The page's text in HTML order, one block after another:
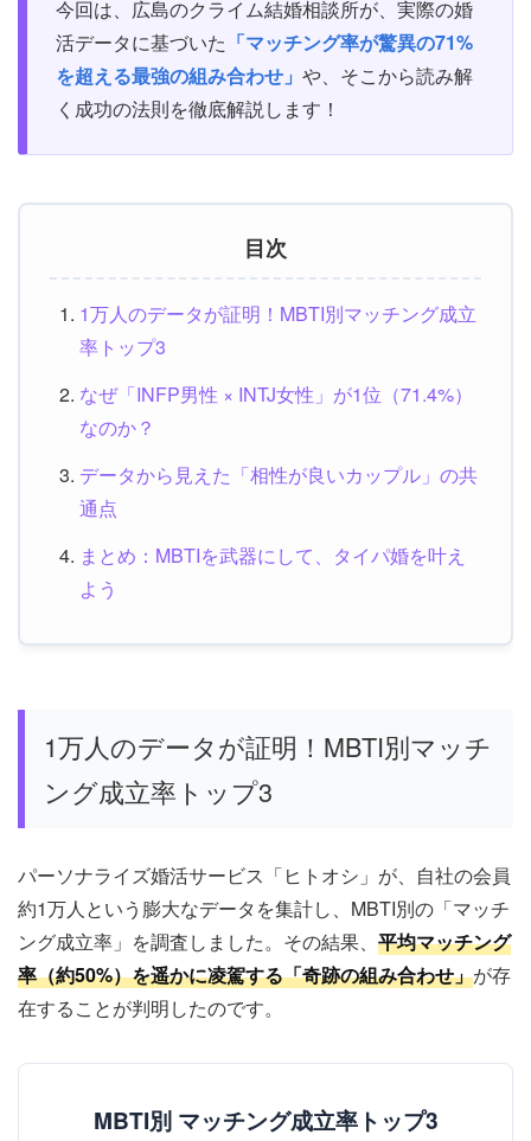
今回は、広島のクライム結婚相談所が、実際の婚
活データに基づいた 「マッチング率が驚異の71%
を超える最強の組み合わせ」 や、そこから読み解
く成功の法則を徹底解説します！
目次
1万人のデータが証明！MBTI別マッチング成立
率トップ3
なぜ「INFP男性 × INTJ女性」が1位（71.4%）
なのか？
データから見えた「相性が良いカップル」の共
通点
まとめ：MBTIを武器にして、タイパ婚を叶え
よう
1万人のデータが証明！MBTI別マッチ
ング成立率トップ3
パーソナライズ婚活サービス「ヒトオシ」が、自社の会員
約1万人という膨大なデータを集計し、MBTI別の「マッチ
ング成立率」を調査しました。その結果、 平均マッチング
率（約50%）を遥かに凌駕する「奇跡の組み合わせ」が存
在することが判明したのです。
MBTI別 マッチング成立率トップ3